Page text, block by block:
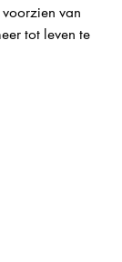
van
tot leven te